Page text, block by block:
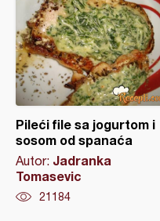
Pileći file sa jogurtom i
sosom od spanaća
Autor: Jadranka
Tomasevic
21184